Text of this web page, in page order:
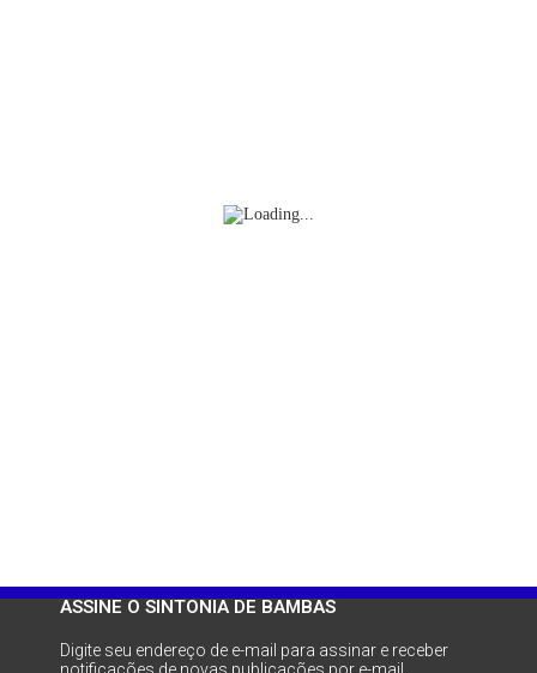
ASSINE O SINTONIA DE BAMBAS
Digite seu endereço de e-mail para assinar e receber
notificações de novas publicações por e-mail.